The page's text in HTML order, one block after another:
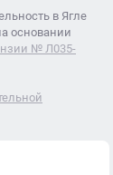
в Ягле
основании
№ Л035-